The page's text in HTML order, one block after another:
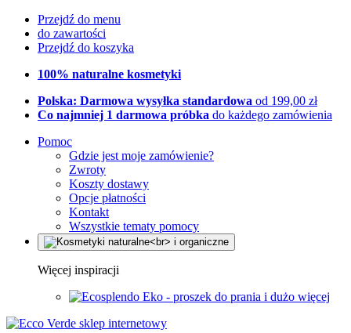
Przejdź do menu
do zawartości
Przejdź do koszyka
100% naturalne kosmetyki
Polska: Darmowa wysyłka standardowa od 199,00 zł
Co najmniej 1 darmowa próbka do każdego zamówienia
Pomoc
Gdzie jest moje zamówienie?
Zwroty
Koszty dostawy
Opcje płatności
Kontakt
Wszystkie tematy pomocy
Więcej inspiracji
Eko - proszek do prania i dużo więcej